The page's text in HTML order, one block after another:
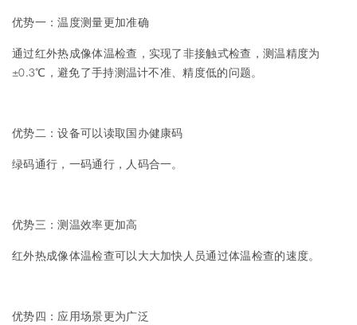
优势一：温度测量更加准确
通过红外热成像体温检查，实现了非接触式检查，测温精度为
±0.3℃，避免了手持测温计不准、精度低的问题。
优势二：设备可以读取国办健康码
绿码通行，一码通行，人码合一。
优势三：测温效率更加高
红外热成像体温检查可以大大加快人员通过体温检查的速度。
优势四：应用场景更为广泛